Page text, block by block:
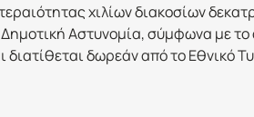
χιλίων διακοσίων
Αστυνομία, σύμφωνα με
δωρεάν από το Εθνικό